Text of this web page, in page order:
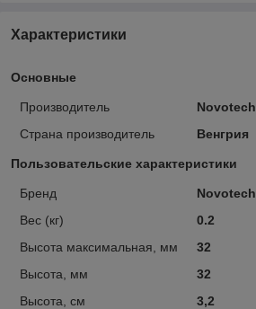
Характеристики
Основные
Производитель
Novotech
Страна производитель
Венгрия
Пользовательские характеристики
Бренд
Novotech
Вес (кг)
0.2
Высота максимальная, мм
32
Высота, мм
32
Высота, см
3,2